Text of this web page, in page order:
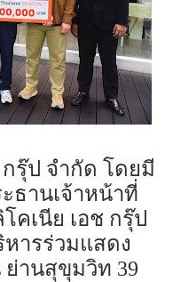
รุ๊ป จำกัด โดยมี
ธานเจ้าหน้าที่
คเนีย เอช กรุ๊ป
ารร่วมแสดง
านสุขุมวิท 39